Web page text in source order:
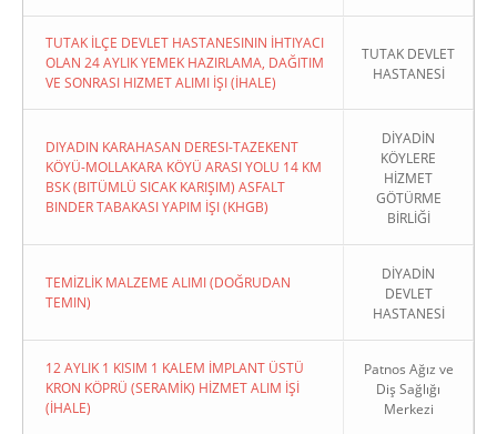
TUTAK İLÇE DEVLET HASTANESININ İHTIYACI
OLAN 24 AYLIK YEMEK HAZIRLAMA, DAĞITIM
VE SONRASI HIZMET ALIMI İŞI (İHALE)
TUTAK DEVLET
HASTANESİ
DIYADIN KARAHASAN DERESI-TAZEKENT
KÖYÜ-MOLLAKARA KÖYÜ ARASI YOLU 14 KM
BSK (BITÜMLÜ SICAK KARIŞIM) ASFALT
BINDER TABAKASI YAPIM İŞI (KHGB)
DİYADİN
KÖYLERE
HİZMET
GÖTÜRME
BİRLİĞİ
TEMİZLİK MALZEME ALIMI (DOĞRUDAN
TEMIN)
DİYADİN
DEVLET
HASTANESİ
12 AYLIK 1 KISIM 1 KALEM İMPLANT ÜSTÜ
KRON KÖPRÜ (SERAMİK) HİZMET ALIM İŞİ
(İHALE)
Patnos Ağız ve
Diş Sağlığı
Merkezi